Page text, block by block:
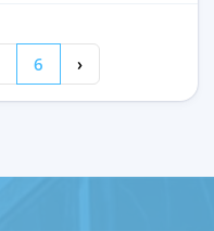
6 ›